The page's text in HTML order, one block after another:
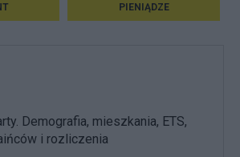
PIENIĄDZE
Demografia, mieszkania, ETS,
i rozliczenia